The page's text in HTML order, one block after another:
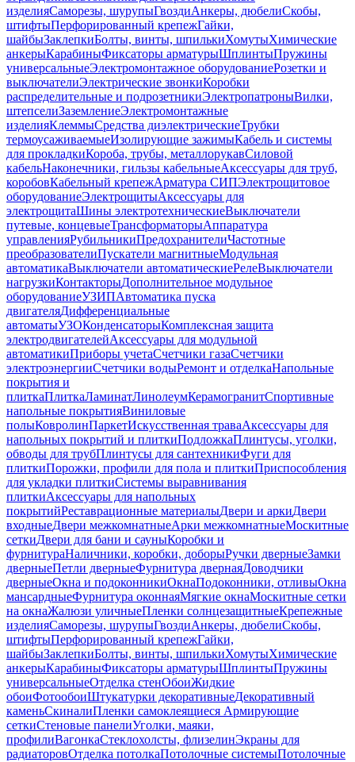
изделияСаморезы, шурупыГвоздиАнкеры, дюбелиСкобы,
штифтыПерфорированный крепежГайки,
шайбыЗаклепкиБолты, винты, шпилькиХомутыХимические
анкерыКарабиныФиксаторы арматурыШплинтыПружины
универсальныеЭлектромонтажное оборудованиеРозетки и
выключателиЭлектрические звонкиКоробки
распределительные и подрозетникиЭлектропатроныВилки,
штепселиЗаземлениеЭлектромонтажные
изделияКлеммыСредства диэлектрическиеТрубки
термоусаживаемыеИзолирующие зажимыКабель и системы
для прокладкиКороба, трубы, металлорукавСиловой
кабельНаконечники, гильзы кабельныеАксессуары для труб,
коробовКабельный крепежАрматура СИПЭлектрощитовое
оборудованиеЭлектрощитыАксессуары для
электрощитаШины электротехническиеВыключатели
путевые, концевыеТрансформаторыАппаратура
управленияРубильникиПредохранителиЧастотные
преобразователиПускатели магнитныеМодульная
автоматикаВыключатели автоматическиеРелеВыключатели
нагрузкиКонтакторыДополнительное модульное
оборудованиеУЗИПАвтоматика пуска
двигателяДифференциальные
автоматыУЗОКонденсаторыКомплексная защита
электродвигателейАксессуары для модульной
автоматикиПриборы учетаСчетчики газаСчетчики
электроэнергииСчетчики водыРемонт и отделкаНапольные
покрытия и
плиткаПлиткаЛаминатЛинолеумКерамогранитСпортивные
напольные покрытияВиниловые
полыКовролинПаркетИскусственная траваАксессуары для
напольных покрытий и плиткиПодложкаПлинтусы, уголки,
обводы для трубПлинтусы для сантехникиФуги для
плиткиПорожки, профили для пола и плиткиПриспособления
для укладки плиткиСистемы выравнивания
плиткиАксессуары для напольных
покрытийРеставрационные материалыДвери и аркиДвери
входныеДвери межкомнатныеАрки межкомнатныеМоскитные
сеткиДвери для бани и сауныКоробки и
фурнитураНаличники, коробки, доборыРучки дверныеЗамки
дверныеПетли дверныеФурнитура двернаяДоводчики
дверныеОкна и подоконникиОкнаПодоконники, отливыОкна
мансардныеФурнитура оконнаяМягкие окнаМоскитные сетки
на окнаЖалюзи уличныеПленки солнцезащитныеКрепежные
изделияСаморезы, шурупыГвоздиАнкеры, дюбелиСкобы,
штифтыПерфорированный крепежГайки,
шайбыЗаклепкиБолты, винты, шпилькиХомутыХимические
анкерыКарабиныФиксаторы арматурыШплинтыПружины
универсальныеОтделка стенОбоиЖидкие
обоиФотообоиШтукатурки декоративныеДекоративный
каменьСкиналиПленки самоклеящиеся Армирующие
сеткиСтеновые панелиУголки, маяки,
профилиВагонкаСтеклохолсты, флизелинЭкраны для
радиаторовОтделка потолкаПотолочные системыПотолочные